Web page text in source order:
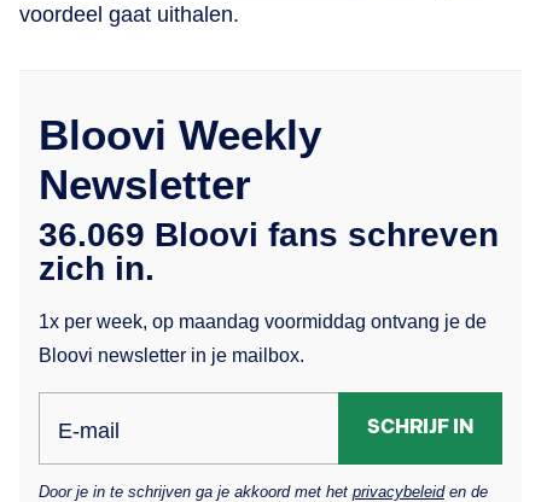
voordeel gaat uithalen.
Bloovi Weekly
Newsletter
36.069 Bloovi fans schreven
zich in.
1x per week, op maandag voormiddag ontvang je de
Bloovi newsletter in je mailbox.
E-mail SCHRIJF IN
Door je in te schrijven ga je akkoord met het privacybeleiden de